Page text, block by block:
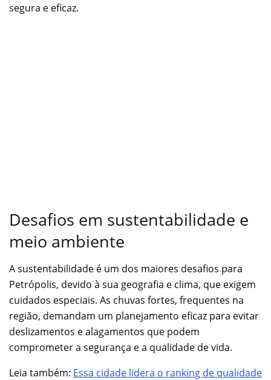
segura e eficaz.
Desafios em sustentabilidade e
meio ambiente
A sustentabilidade é um dos maiores desafios para
Petrópolis, devido à sua geografia e clima, que exigem
cuidados especiais. As chuvas fortes, frequentes na
região, demandam um planejamento eficaz para evitar
deslizamentos e alagamentos que podem
comprometer a segurança e a qualidade de vida.
Leia também: Essa cidade lidera o ranking de qualidade